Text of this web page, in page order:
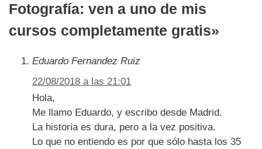
Fotografía: ven a uno de mis
cursos completamente gratis»
Eduardo Fernandez Ruiz
22/08/2018 a las 21:01
Hola,
Me llamo Eduardo, y escribo desde Madrid.
La historia es dura, pero a la vez positiva.
Lo que no entiendo es por que sólo hasta los 35